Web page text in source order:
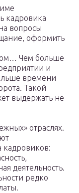
кадровика
вопросы
оформить
Чем больше
и
времени
Такой
выдержать не
отраслях.
кадровиков:
деятельность.
редко